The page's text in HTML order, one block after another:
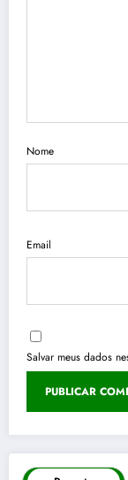
Nome
Email
Salvar meus dados